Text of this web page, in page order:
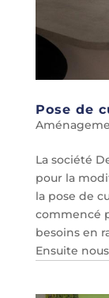
Pose de
La société
pour la
la pose de
commencé
besoins en
Ensuite